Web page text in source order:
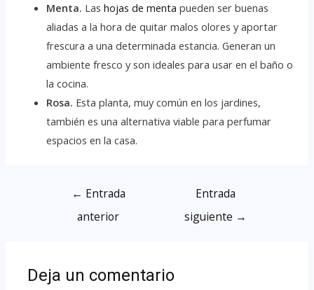
Menta. Lashojas de menta pueden ser buenas
aliadas a la hora de quitar malos olores y aportar
frescura a una determinada estancia. Generan un
ambiente fresco y son ideales para usar en el baño o
la cocina.
Rosa. Esta planta, muy común en los jardines,
también es una alternativa viable para perfumar
espacios en la casa.
← Entrada
anterior
Entrada
siguiente →
Deja un comentario